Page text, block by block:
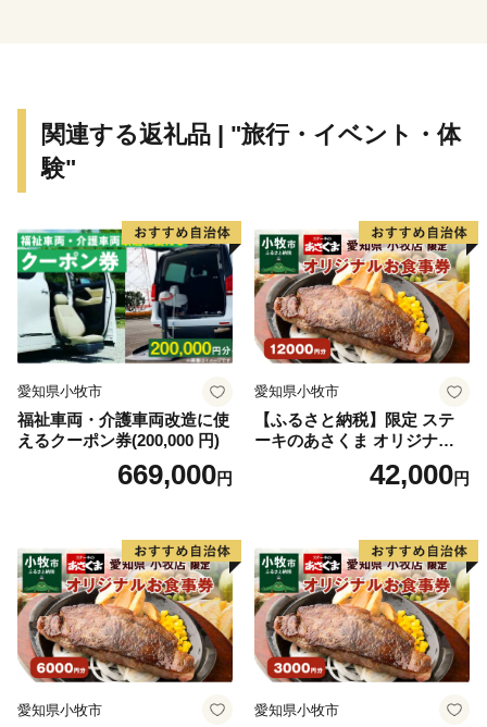
＼のどかな田園風景と歴史が息づく丹波篠山は、懐の深
兵庫県中東部、四方を山々に囲まれた篠山盆地に位置
し、古来、京都への交通の要として栄えてきた歴史ある
城下町。
まちなみや山鉾が巡行する祭礼など、現在も京都文化の
影響が随所に色濃く残っています。
また、盆地特有の昼夜の気候や、秋から冬にかけて発生
する「丹波霧」などの独特の気候風土が、全国的にも有
名な「丹波篠山黒豆」をはじめとした多くの特産物を育
んでおり、歴史や文化を感じながら四季の味覚もお楽し
みいただけます。
化や祭り。それらが一体となっていまもいきづいていま
す。
関連する返礼品 | "旅行・イベント・体
験"
愛知県小牧市
福祉車両・介護車両改造に使
えるクーポン券(200,000 円)
669,000円
愛知県小牧市
【ふるさと納税】限定 ステ
ーキのあさくま オリジナル
お食事券 12000円 お好きなメ
ニュー 好きなだけ コーンス
県 小牧店 小牧市 チケット 送
料無料
42,000円
愛知県小牧市 愛知県小牧市